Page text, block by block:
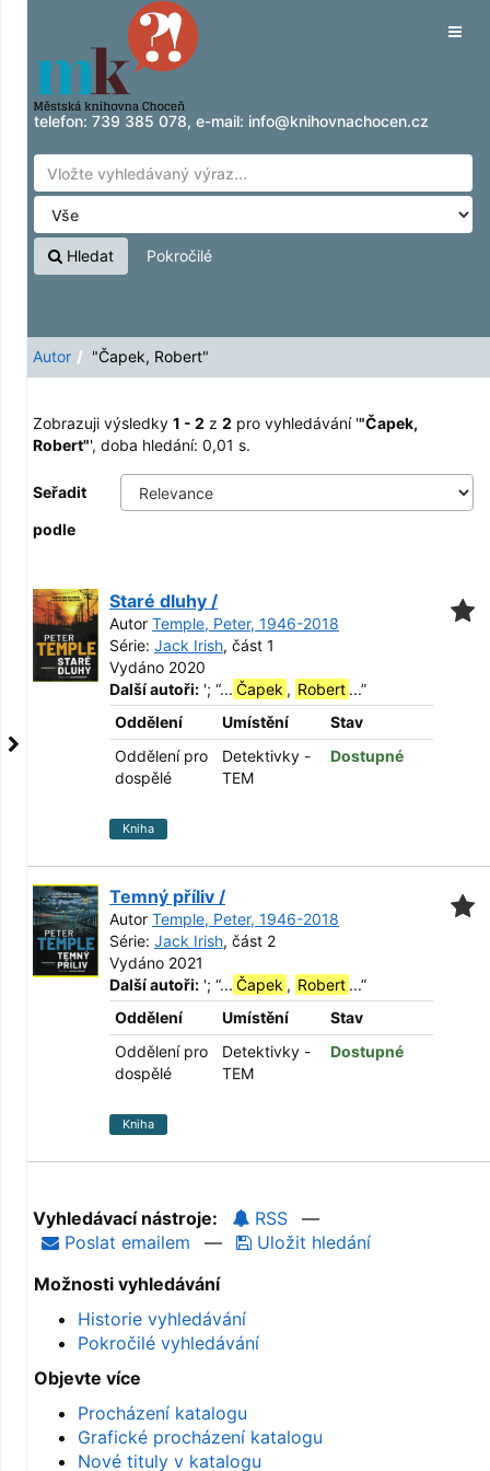
Zobrazuji výsledky1 - 2z
Přeskočit na obsah
telefon: 739 385 078, e-mail: info@knihovnachocen.cz
Hledat Pokročilé
Autor "Čapek, Robert"
Zobrazuji výsledky 1 - 2 z 2 pro vyhledávání '"Čapek,
Robert"', doba hledání: 0,01 s.
Seřadit
podle
Staré dluhy /
Autor Temple, Peter, 1946-2018
Série: Jack Irish, část 1
Vydáno 2020
Další autoři: '; “... Čapek , Robert ...”
Oddělení
Umístění
Stav
Oddělení pro
dospělé
Detektivky -
TEM
Dostupné
Kniha
Temný příliv /
Autor Temple, Peter, 1946-2018
Série: Jack Irish, část 2
Vydáno 2021
Další autoři: '; “... Čapek , Robert ...”
Oddělení
Umístění
Stav
Oddělení pro
dospělé
Detektivky -
TEM
Dostupné
Kniha
Vyhledávací nástroje: RSS
—
Poslat emailem
—
Uložit hledání
Možnosti vyhledávání
Historie vyhledávání
Pokročilé vyhledávání
Objevte více
Procházení katalogu
Grafické procházení katalogu
Nové tituly v katalogu